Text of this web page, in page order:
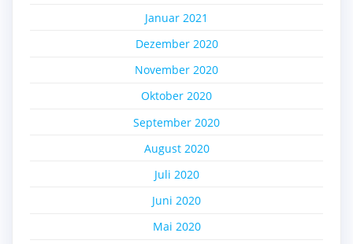
Januar 2021
Dezember 2020
November 2020
Oktober 2020
September 2020
August 2020
Juli 2020
Juni 2020
Mai 2020